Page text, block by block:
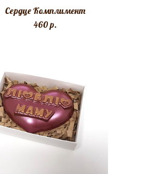
Сердце Комплимент
460 p.